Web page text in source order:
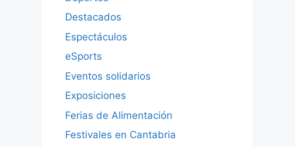
Destacados
Espectáculos
eSports
Eventos solidarios
Exposiciones
Ferias de Alimentación
Festivales en Cantabria